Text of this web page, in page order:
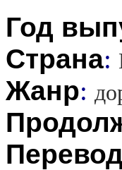
Год
Страна:
Жанр:
Перевод